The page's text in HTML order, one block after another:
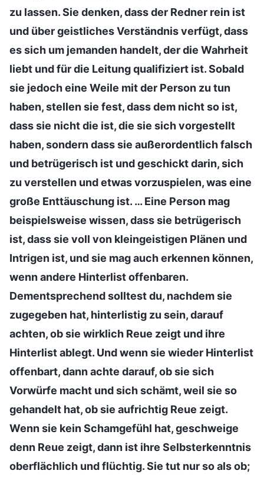
zu lassen. Sie denken, dass der Redner rein ist
und über geistliches Verständnis verfügt, dass
es sich um jemanden handelt, der die Wahrheit
liebt und für die Leitung qualifiziert ist. Sobald
sie jedoch eine Weile mit der Person zu tun
haben, stellen sie fest, dass dem nicht so ist,
dass sie nicht die ist, die sie sich vorgestellt
haben, sondern dass sie außerordentlich falsch
und betrügerisch ist und geschickt darin, sich
zu verstellen und etwas vorzuspielen, was eine
große Enttäuschung ist. … Eine Person mag
beispielsweise wissen, dass sie betrügerisch
ist, dass sie voll von kleingeistigen Plänen und
Intrigen ist, und sie mag auch erkennen können,
wenn andere Hinterlist offenbaren.
Dementsprechend solltest du, nachdem sie
zugegeben hat, hinterlistig zu sein, darauf
achten, ob sie wirklich Reue zeigt und ihre
Hinterlist ablegt. Und wenn sie wieder Hinterlist
offenbart, dann achte darauf, ob sie sich
Vorwürfe macht und sich schämt, weil sie so
gehandelt hat, ob sie aufrichtig Reue zeigt.
Wenn sie kein Schamgefühl hat, geschweige
denn Reue zeigt, dann ist ihre Selbsterkenntnis
oberflächlich und flüchtig. Sie tut nur so als ob;